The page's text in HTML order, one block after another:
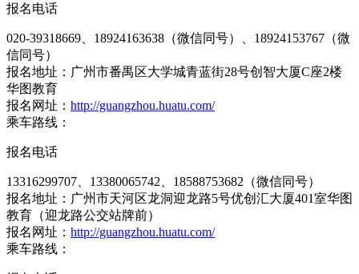
报名电话
020-39318669、18924163638（微信同号）、18924153767（微
信同号）
报名地址：广州市番禺区大学城青蓝街28号创智大厦C座2楼
华图教育
报名网址： http://guangzhou.huatu.com/
乘车路线：
报名电话
13316299707、13380065742、18588753682（微信同号）
报名地址：广州市天河区龙洞迎龙路5号优创汇大厦401室华图
教育（迎龙路公交站牌前）
报名网址： http://guangzhou.huatu.com/
乘车路线：